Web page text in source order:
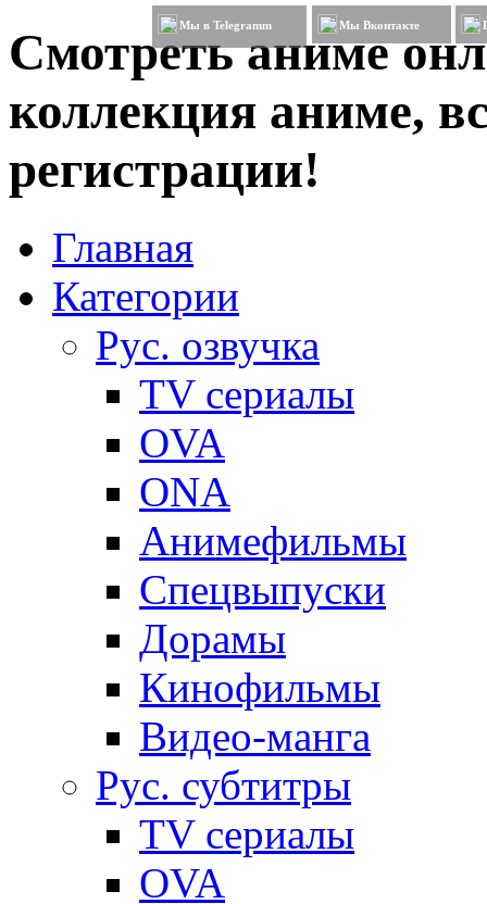
Смотреть аниме
коллекция аниме,
регистрации!
Мы в Telegramm Мы Вконтакте
Главная
Категории
Рус. озвучка
TV сериалы
OVA
ONA
Анимефильмы
Спецвыпуски
Дорамы
Кинофильмы
Видео-манга
Рус. субтитры
TV сериалы
OVA